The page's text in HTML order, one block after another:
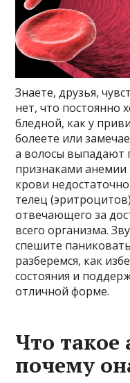
Знаете, друзья,
нет, что постоянно
бледной, как у
болеете или
а волосы выпадают
признаками анемии
крови
телец
отвечающего за
всего организма.
спешите
разберемся, как
состояния и
отличной форме.
Что
почему